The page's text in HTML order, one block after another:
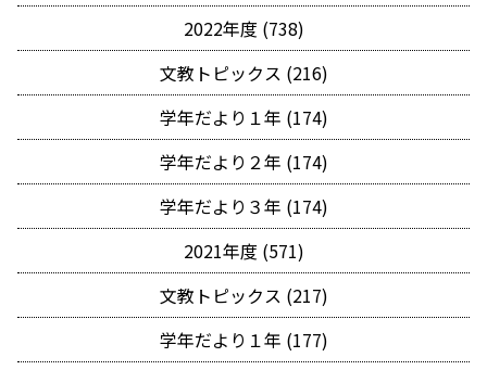
2022年度 (738)
文教トピックス (216)
学年だより１年 (174)
学年だより２年 (174)
学年だより３年 (174)
2021年度 (571)
文教トピックス (217)
学年だより１年 (177)